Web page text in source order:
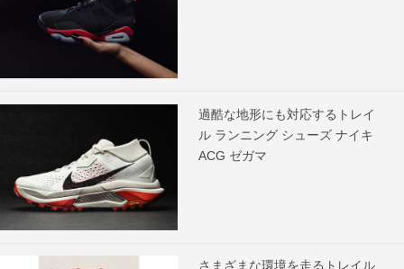
過酷な地形にも対応するトレイ
ル ランニング シューズ ナイキ
ACG ゼガマ
さまざまな環境を走るトレイル